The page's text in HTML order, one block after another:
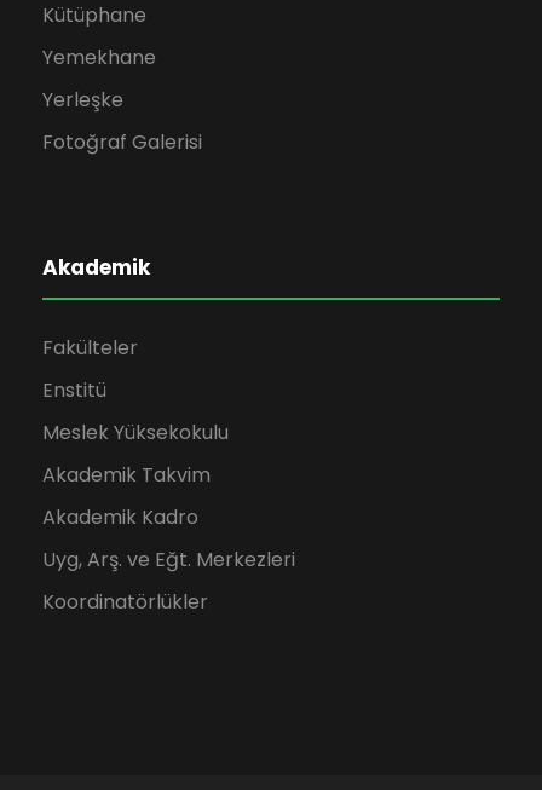
Kütüphane
Yemekhane
Yerleşke
Fotoğraf Galerisi
Akademik
Fakülteler
Enstitü
Meslek Yüksekokulu
Akademik Takvim
Akademik Kadro
Uyg, Arş. ve Eğt. Merkezleri
Koordinatörlükler